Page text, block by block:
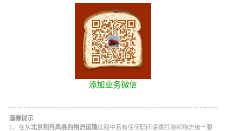
添加业务微信
温馨提示
1、在从北京到丹凤县的物流运输过程中若有任何疑问请拨打 港邦物流统一服